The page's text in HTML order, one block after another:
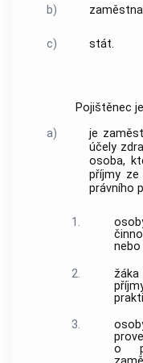
b)
c) stát.
Pojištěnec
a)
je
účely
osoba,
příjmy
právního
1.
nebo
2.
3.
o